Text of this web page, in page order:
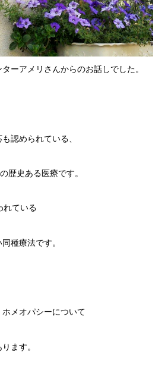
ーアメリさんからのお話しでした。
認められている、
歴史ある医療です。
れている
種療法です。
メオパシーについて
ます。